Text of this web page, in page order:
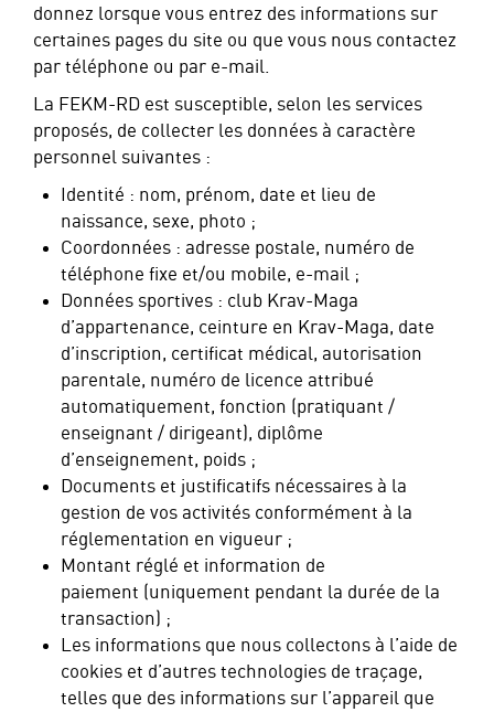
donnez lorsque vous entrez des informations sur
certaines pages du site ou que vous nous contactez
par téléphone ou par e-mail.
La FEKM-RD est susceptible, selon les services
proposés, de collecter les données à caractère
personnel suivantes :
Identité : nom, prénom, date et lieu de
naissance, sexe, photo ;
Coordonnées : adresse postale, numéro de
téléphone fixe et/ou mobile, e-mail ;
Données sportives : club Krav-Maga
d’appartenance, ceinture en Krav-Maga, date
d’inscription, certificat médical, autorisation
parentale, numéro de licence attribué
automatiquement, fonction (pratiquant /
enseignant / dirigeant), diplôme
d’enseignement, poids ;
Documents et justificatifs nécessaires à la
gestion de vos activités conformément à la
réglementation en vigueur ;
Montant réglé et information de
paiement (uniquement pendant la durée de la
transaction) ;
Les informations que nous collectons à l’aide de
cookies et d’autres technologies de traçage,
telles que des informations sur l’appareil que